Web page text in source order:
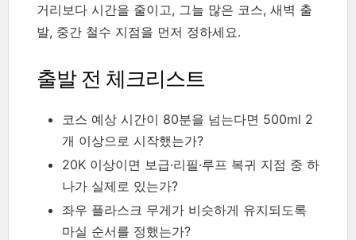
거리보다 시간을 줄이고, 그늘 많은 코스, 새벽 출
발, 중간 철수 지점을 먼저 정하세요.
출발 전 체크리스트
코스 예상 시간이 80분을 넘는다면 500ml 2
개 이상으로 시작했는가?
20K 이상이면 보급·리필·루프 복귀 지점 중 하
나가 실제로 있는가?
좌우 플라스크 무게가 비슷하게 유지되도록
마실 순서를 정했는가?